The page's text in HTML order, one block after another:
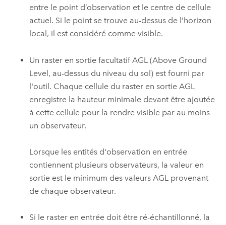
entre le point d’observation et le centre de cellule
actuel. Si le point se trouve au-dessus de l’horizon
local, il est considéré comme visible.
Un raster en sortie facultatif AGL (Above Ground
Level, au-dessus du niveau du sol) est fourni par
l'outil. Chaque cellule du raster en sortie AGL
enregistre la hauteur minimale devant être ajoutée
à cette cellule pour la rendre visible par au moins
un observateur.
Lorsque les entités d'observation en entrée
contiennent plusieurs observateurs, la valeur en
sortie est le minimum des valeurs AGL provenant
de chaque observateur.
Si le raster en entrée doit être ré-échantillonné, la